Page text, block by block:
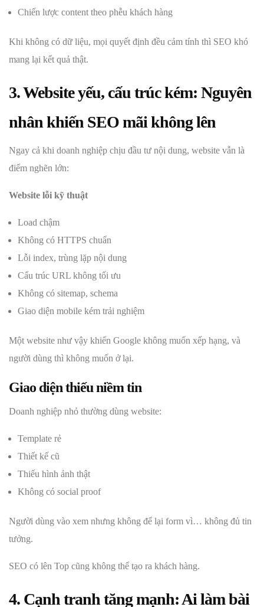
Chiến lược content theo phễu khách hàng
Khi không có dữ liệu, mọi quyết định đều cảm tính thì SEO khó
mang lại kết quả thật.
3. Website yếu, cấu trúc kém: Nguyên
nhân khiến SEO mãi không lên
Ngay cả khi doanh nghiệp chịu đầu tư nội dung, website vẫn là
điểm nghẽn lớn:
Website lỗi kỹ thuật
Load chậm
Không có HTTPS chuẩn
Lỗi index, trùng lặp nội dung
Cấu trúc URL không tối ưu
Không có sitemap, schema
Giao diện mobile kém trải nghiệm
Một website như vậy khiến Google không muốn xếp hạng, và
người dùng thì không muốn ở lại.
Giao diện thiếu niềm tin
Doanh nghiệp nhỏ thường dùng website:
Template rẻ
Thiết kế cũ
Thiếu hình ảnh thật
Không có social proof
Người dùng vào xem nhưng không để lại form vì… không đủ tin
tưởng.
SEO có lên Top cũng không thể tạo ra khách hàng.
4. Cạnh tranh tăng mạnh: Ai làm bài